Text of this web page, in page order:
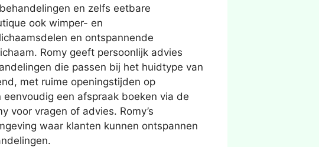
en zelfs eetbare
ook wimper- en
en ontspannende
Romy geeft persoonlijk advies
die passen bij het huidtype van
met ruime openingstijden op
een afspraak boeken via de
voor vragen of advies. Romy’s
waar klanten kunnen ontspannen